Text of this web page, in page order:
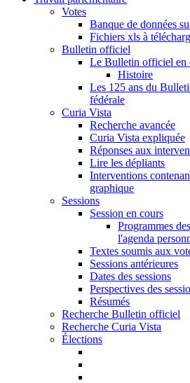
Votes
Banque de données
Fichiers xls à
Bulletin officiel
Le Bulletin officiel en
Histoire
Les 125 ans du
fédérale
Curia Vista
Recherche avancée
Curia Vista expliquée
Réponses aux
Lire les dépliants
Interventions
graphique
Sessions
Session en cours
Programmes
l'agenda
Textes soumis aux
Sessions antérieures
Dates des sessions
Perspectives des
Résumés
Recherche Bulletin officiel
Recherche Curia Vista
Élections